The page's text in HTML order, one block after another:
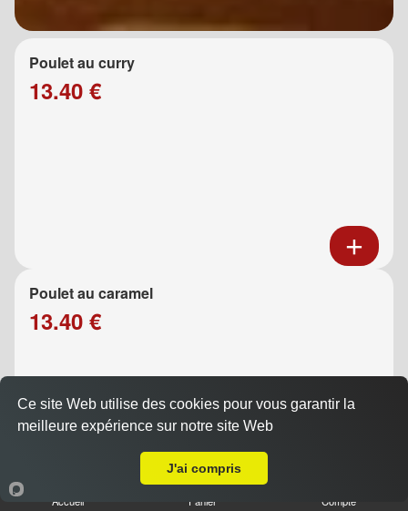
Poulet au curry
13.40 €
Poulet au caramel
13.40 €
Accueil Panier Compte
Ce site Web utilise des cookies pour vous garantir la
meilleure expérience sur notre site Web
J'ai compris